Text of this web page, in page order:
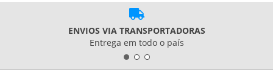
ENVIOS VIA TRANSPORTADORAS
Entrega em todo o país